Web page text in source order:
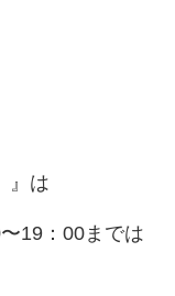
』は
19：00までは